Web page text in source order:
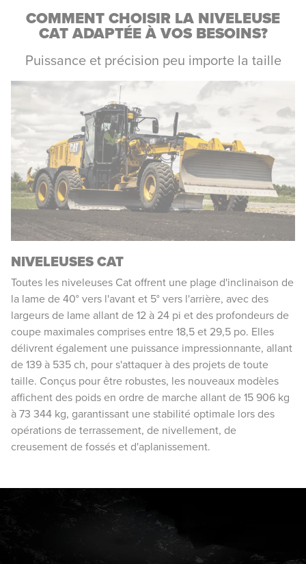
COMMENT CHOISIR LA NIVELEUSE
CAT ADAPTÉE À VOS BESOINS?
Puissance et précision peu importe la taille
NIVELEUSES CAT
Toutes les niveleuses Cat offrent une plage d'inclinaison de
la lame de 40° vers l'avant et 5° vers l'arrière, avec des
largeurs de lame allant de 12 à 24 pi et des profondeurs de
coupe maximales comprises entre 18,5 et 29,5 po. Elles
délivrent également une puissance impressionnante, allant
de 139 à 535 ch, pour s'attaquer à des projets de toute
taille. Conçus pour être robustes, les nouveaux modèles
affichent des poids en ordre de marche allant de 15 906 kg
à 73 344 kg, garantissant une stabilité optimale lors des
opérations de terrassement, de nivellement, de
creusement de fossés et d'aplanissement.